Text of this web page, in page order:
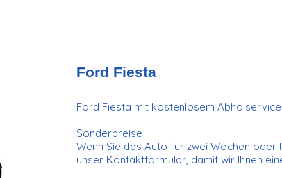
Ford Fiesta
Ford Fiesta mit kostenlosem Abholservice
Sonderpreise
Wenn Sie das Auto für zwei Wochen
unser Kontaktformular, damit wir Ihnen